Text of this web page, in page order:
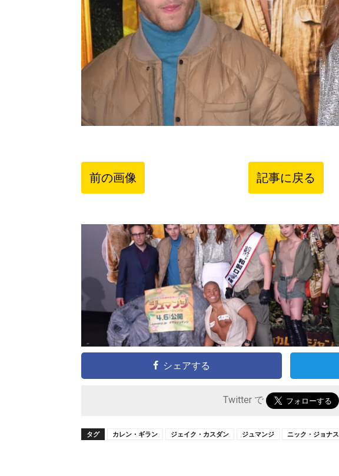
前の画像 記事に戻る
シェアする
Twitter で
タグ カレン・ギラン ジェイク・カスダン ジュマンジ ニック・ジョナス